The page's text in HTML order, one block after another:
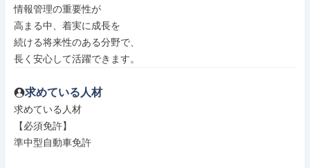
情報管理の重要性が
高まる中、着実に成長を
続ける将来性のある分野で、
長く安心して活躍できます。
求めている人材
求めている人材
【必須免許】
準中型自動車免許